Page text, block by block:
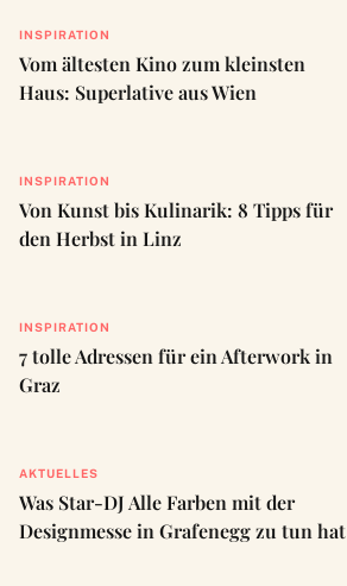
INSPIRATION
Vom ältesten Kino zum kleinsten
Haus: Superlative aus Wien
INSPIRATION
Von Kunst bis Kulinarik: 8 Tipps für
den Herbst in Linz
INSPIRATION
7 tolle Adressen für ein Afterwork in
Graz
AKTUELLES
Was Star-DJ Alle Farben mit der
Designmesse in Grafenegg zu tun hat